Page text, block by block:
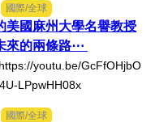
國際/全球
美國麻州大學名譽教授
來的兩條路⋯
youtu.be/GcFfOHjbO
LPpwHH08x
國際/全球